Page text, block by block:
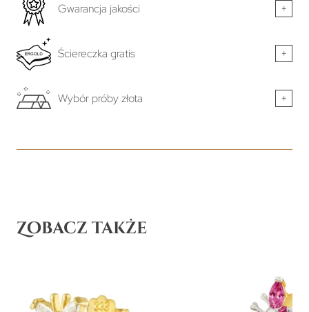
Gwarancja jakości +
Ściereczka gratis +
Wybór próby złota +
Zobacz także